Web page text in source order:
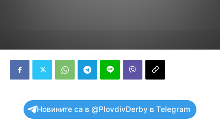
Новините са в @PlovdivDerby в Telegram